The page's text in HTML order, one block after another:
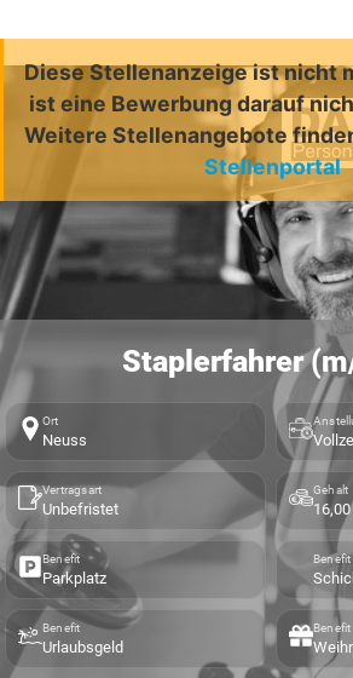
Diese Stellenanzeige ist nicht
ist eine Bewerbung darauf
Weitere Stellenangebote
Stellenportal
Staplerfahrer
Ort
Neuss
Vertragsart
Unbefristet
Gehalt
Benefit
Parkplatz
Benefit
Benefit
Urlaubsgeld
Benefit